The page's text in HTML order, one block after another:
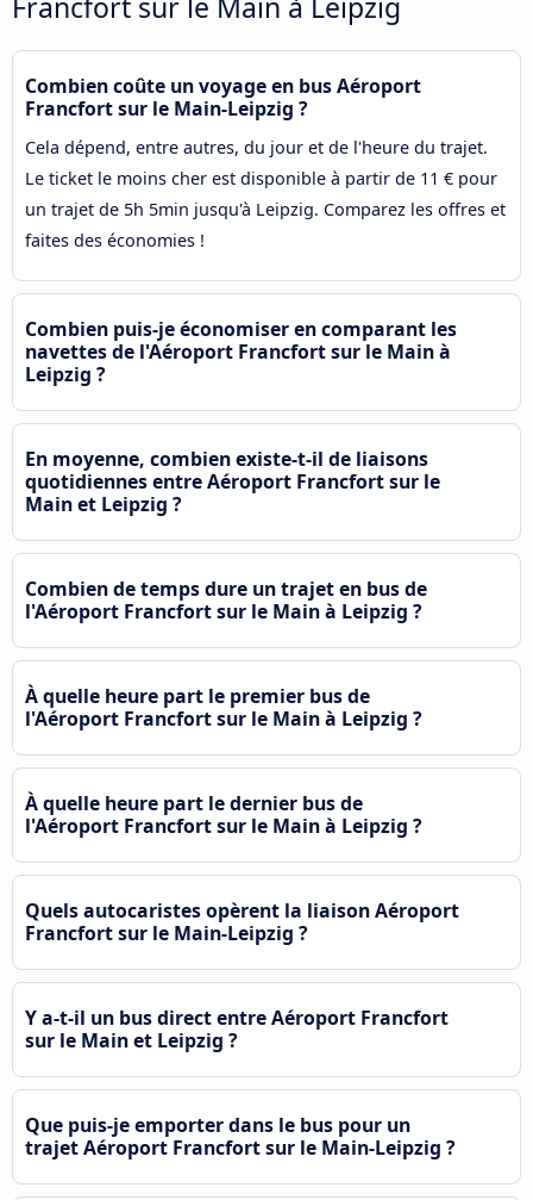
Combien coûte un voyage en bus Aéroport
Francfort sur le Main-Leipzig ?
Cela dépend, entre autres, du jour et de l'heure du trajet.
Le ticket le moins cher est disponible à partir de 11 € pour
un trajet de 5h 5min jusqu'à Leipzig. Comparez les offres et
faites des économies !
Combien puis-je économiser en comparant les
navettes de l'Aéroport Francfort sur le Main à
Leipzig ?
En moyenne, combien existe-t-il de liaisons
quotidiennes entre Aéroport Francfort sur le
Main et Leipzig ?
Combien de temps dure un trajet en bus de
l'Aéroport Francfort sur le Main à Leipzig ?
À quelle heure part le premier bus de
l'Aéroport Francfort sur le Main à Leipzig ?
À quelle heure part le dernier bus de
l'Aéroport Francfort sur le Main à Leipzig ?
Quels autocaristes opèrent la liaison Aéroport
Francfort sur le Main-Leipzig ?
Y a-t-il un bus direct entre Aéroport Francfort
sur le Main et Leipzig ?
Que puis-je emporter dans le bus pour un
trajet Aéroport Francfort sur le Main-Leipzig ?